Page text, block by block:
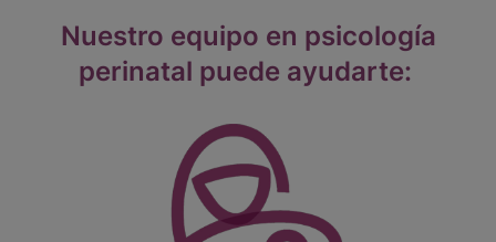
Nuestro equipo en psicología
perinatal puede ayudarte: